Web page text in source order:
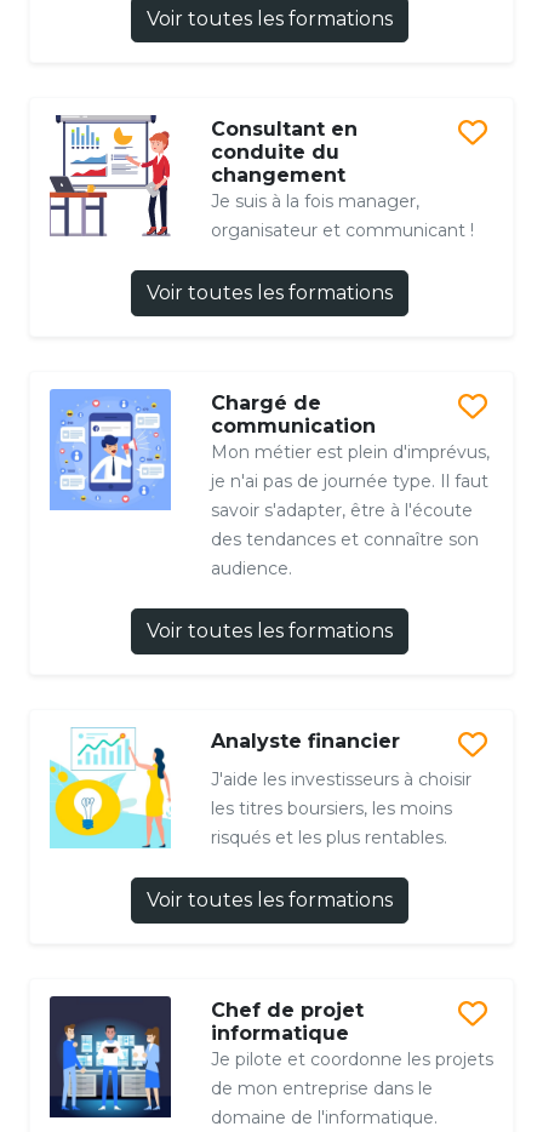
Voir toutes les formations
Consultant en
conduite du
changement
Je suis à la fois manager,
organisateur et communicant !
Voir toutes les formations
Chargé de
communication
Mon métier est plein d'imprévus,
je n'ai pas de journée type. Il faut
savoir s'adapter, être à l'écoute
des tendances et connaître son
audience.
Voir toutes les formations
Analyste financier
J'aide les investisseurs à choisir
les titres boursiers, les moins
risqués et les plus rentables.
Voir toutes les formations
Chef de projet
informatique
Je pilote et coordonne les projets
de mon entreprise dans le
domaine de l'informatique.